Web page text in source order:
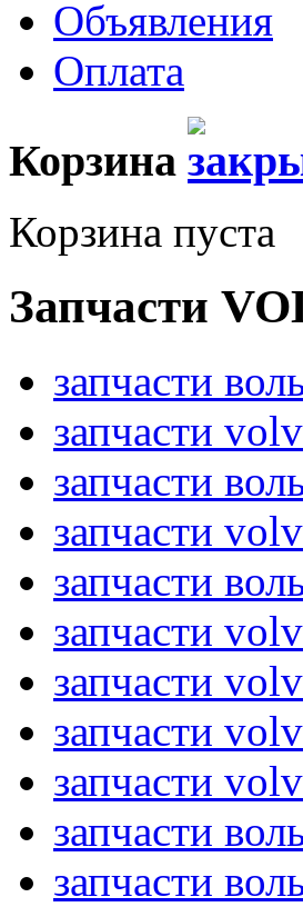
Объявления
Оплата
Корзина
Корзина пуста
Запчасти
запчасти
запчасти
запчасти
запчасти
запчасти
запчасти
запчасти
запчасти
запчасти
запчасти
запчасти